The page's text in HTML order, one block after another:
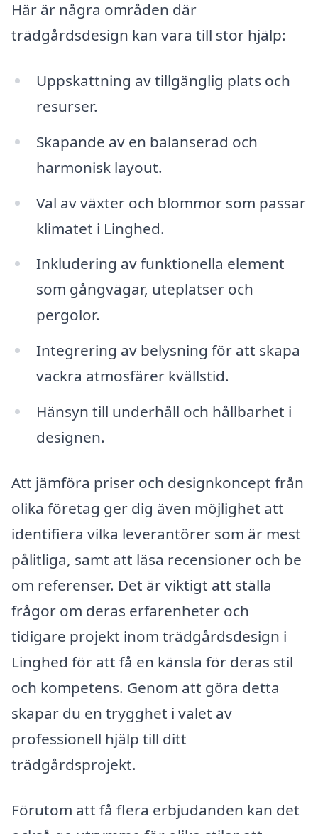
Här är några områden där
trädgårdsdesign kan vara till stor hjälp:
Uppskattning av tillgänglig plats och
resurser.
Skapande av en balanserad och
harmonisk layout.
Val av växter och blommor som passar
klimatet i Linghed.
Inkludering av funktionella element
som gångvägar, uteplatser och
pergolor.
Integrering av belysning för att skapa
vackra atmosfärer kvällstid.
Hänsyn till underhåll och hållbarhet i
designen.
Att jämföra priser och designkoncept från
olika företag ger dig även möjlighet att
identifiera vilka leverantörer som är mest
pålitliga, samt att läsa recensioner och be
om referenser. Det är viktigt att ställa
frågor om deras erfarenheter och
tidigare projekt inom trädgårdsdesign i
Linghed för att få en känsla för deras stil
och kompetens. Genom att göra detta
skapar du en trygghet i valet av
professionell hjälp till ditt
trädgårdsprojekt.
Förutom att få flera erbjudanden kan det